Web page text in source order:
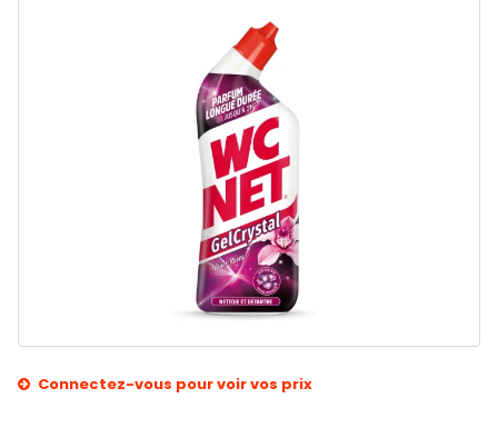
Connectez-vous pour voir vos prix